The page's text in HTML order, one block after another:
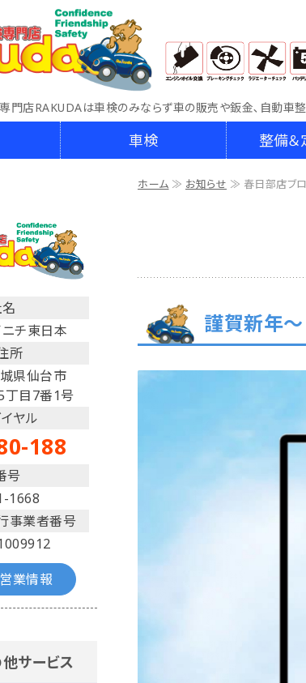
門店RAKUDAは車検のみならず車の販売や鈑金､自動車
車検 整備
ホーム ≫ お知らせ ≫ 春日部店ブ
謹賀新年
チ東日本
所
県仙台市
丁目7番1号
ヤル
188
号
1668
事業者番号
業情報
サービス